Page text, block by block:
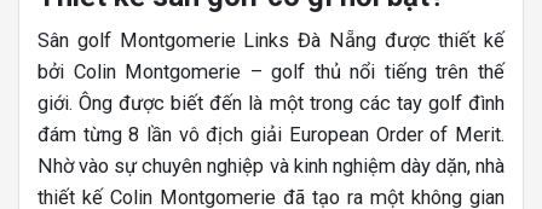
Sân golf Montgomerie Links Đà Nẵng được thiết kế
bởi Colin Montgomerie – golf thủ nổi tiếng trên thế
giới. Ông được biết đến là một trong các tay golf đình
đám từng 8 lần vô địch giải European Order of Merit.
Nhờ vào sự chuyên nghiệp và kinh nghiệm dày dặn, nhà
thiết kế Colin Montgomerie đã tạo ra một không gian